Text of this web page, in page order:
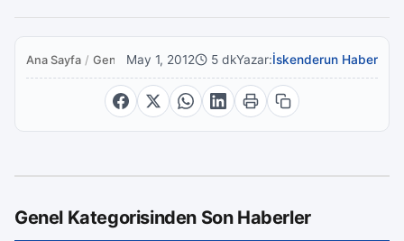
Ana Sayfa / Genel May 1, 2012 5 dkYazar:İskenderun Haber
Genel Kategorisinden Son Haberler